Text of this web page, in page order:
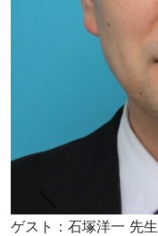
ゲスト：石塚洋一 先生